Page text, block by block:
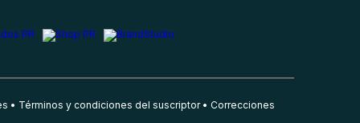
Términos y condiciones del suscriptor Correcciones